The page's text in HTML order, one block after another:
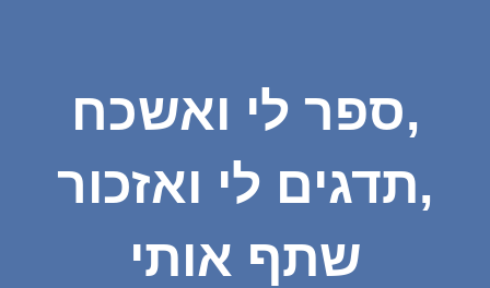
ספר לי ואשכח,
תדגים לי ואזכור,
שתף אותי